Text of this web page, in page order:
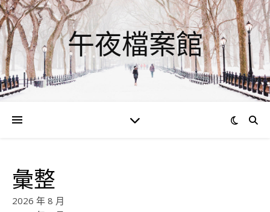
午夜檔案館
彙整
2026 年 8 月